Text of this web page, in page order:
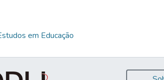
em Educação